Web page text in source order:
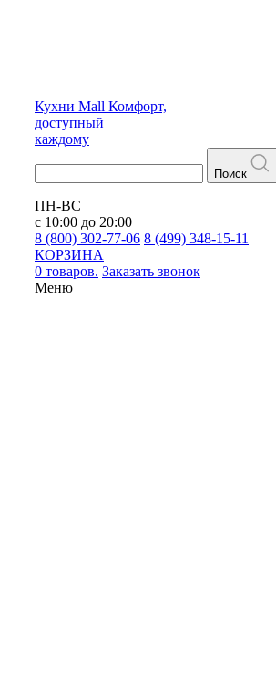
Кухни Mall Комфорт,
доступный
каждому
Поиск
ПН-ВС
с 10:00 до 20:00
8 (800) 302-77-06 8 (499) 348-15-11
КОРЗИНА
0 товаров. Заказать звонок
Меню